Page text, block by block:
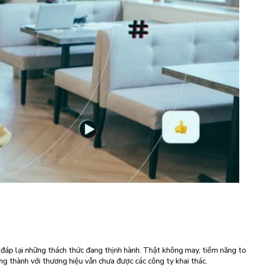
lại những thách thức đang thịnh hành. Thật không may, tiềm năng to
thành với thương hiệu vẫn chưa được các công ty khai thác.